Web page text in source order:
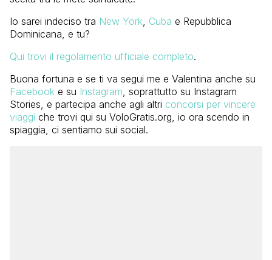
Io sarei indeciso tra New York, Cuba e Repubblica
Dominicana, e tu?
Qui trovi il regolamento ufficiale completo.
Buona fortuna e se ti va segui me e Valentina anche su
Facebook e su Instagram, soprattutto su Instagram
Stories, e partecipa anche agli altri concorsi per vincere
viaggi che trovi qui su VoloGratis.org, io ora scendo in
spiaggia, ci sentiamo sui social.